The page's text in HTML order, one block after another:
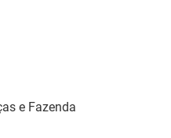
e Fazenda